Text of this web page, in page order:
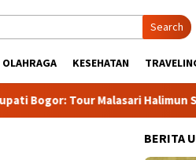
Search
OLAHRAGA KESEHATAN
Malasari Halimun Salak Bakal jadi
BERITA